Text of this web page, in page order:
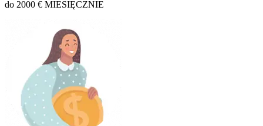
do 2000 € MIESIĘCZNIE